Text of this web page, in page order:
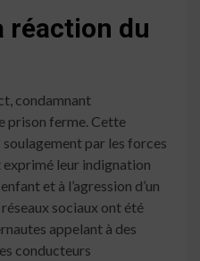
réaction du
condamnant
prison ferme. Cette
par les forces
exprimé leur indignation
et à l’agression d’un
sociaux ont été
appelant à des
conducteurs